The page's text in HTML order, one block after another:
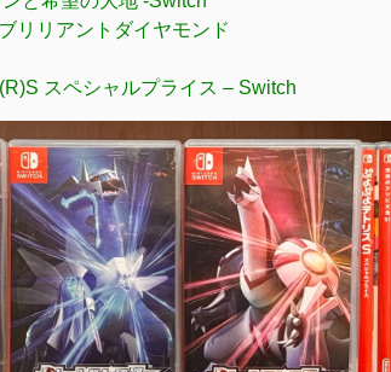
リリアントダイヤモンド
スペシャルプライス – Switch